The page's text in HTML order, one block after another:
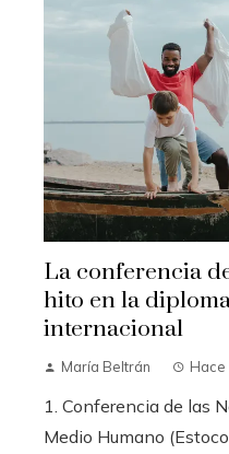
La conferencia
hito en la
internacional
María Beltrán Hace
1. Conferencia de las
Medio Humano